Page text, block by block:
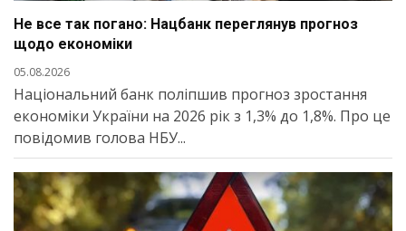
Не все так погано: Нацбанк переглянув прогноз
щодо економіки
05.08.2026
Національний банк поліпшив прогноз зростання
економіки України на 2026 рік з 1,3% до 1,8%. Про це
повідомив голова НБУ...